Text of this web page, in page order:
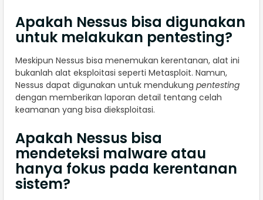
Apakah Nessus bisa digunakan
untuk melakukan pentesting?
Meskipun Nessus bisa menemukan kerentanan, alat ini
bukanlah alat eksploitasi seperti Metasploit. Namun,
Nessus dapat digunakan untuk mendukung pentesting
dengan memberikan laporan detail tentang celah
keamanan yang bisa dieksploitasi.
Apakah Nessus bisa
mendeteksi malware atau
hanya fokus pada kerentanan
sistem?